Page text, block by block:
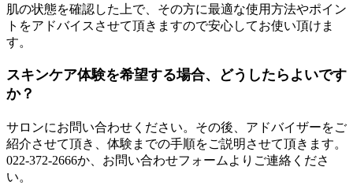
肌の状態を確認した上で、その方に最適な使用方法やポイン
トをアドバイスさせて頂きますので安心してお使い頂けま
す。
スキンケア体験を希望する場合、どうしたらよいです
か？
サロンにお問い合わせください。その後、アドバイザーをご
紹介させて頂き、体験までの手順をご説明させて頂きます。
022-372-2666か、お問い合わせフォームよりご連絡くださ
い。